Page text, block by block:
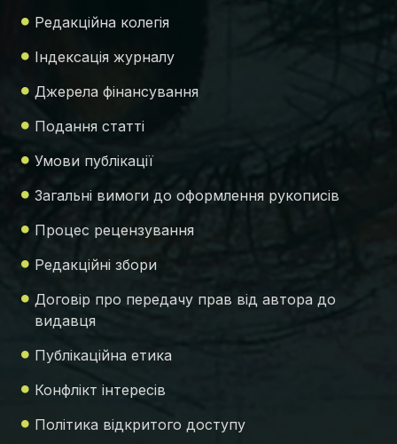
Редакційна колегія
Індексація журналу
Джерела фінансування
Подання статті
Умови публікації
Загальні вимоги до оформлення рукописів
Процес рецензування
Редакційні збори
Договір про передачу прав від автора до
видавця
Публікаційна етика
Конфлікт інтересів
Політика відкритого доступу